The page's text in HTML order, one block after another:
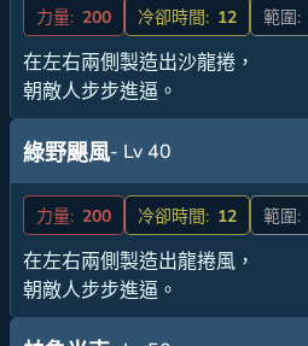
力量: 200 冷卻時間: 12 範圍:
在左右兩側製造出沙龍捲，
朝敵人步步進逼。
綠野颶風- Lv 40
力量: 200 冷卻時間: 12 範圍:
在左右兩側製造出龍捲風，
朝敵人步步進逼。